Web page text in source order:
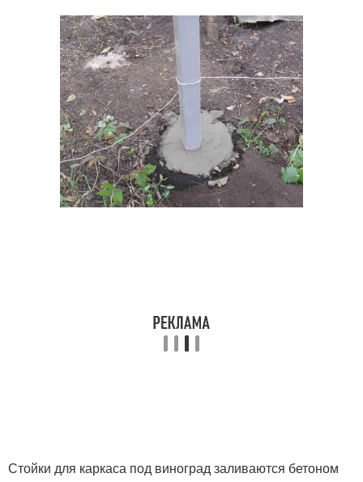
Стойки для каркаса под виноград заливаются бетоном